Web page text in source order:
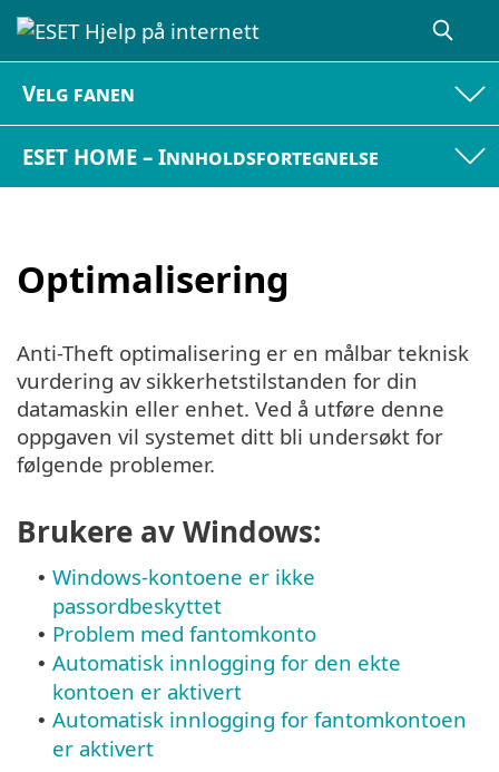
Velg fanen
ESET HOME – Innholdsfortegnelse
Optimalisering
Anti-Theft optimalisering er en målbar teknisk
vurdering av sikkerhetstilstanden for din
datamaskin eller enhet. Ved å utføre denne
oppgaven vil systemet ditt bli undersøkt for
følgende problemer.
Brukere av Windows:
• Windows-kontoene er ikke
passordbeskyttet
• Problem med fantomkonto
• Automatisk innlogging for den ekte
kontoen er aktivert
• Automatisk innlogging for fantomkontoen
er aktivert